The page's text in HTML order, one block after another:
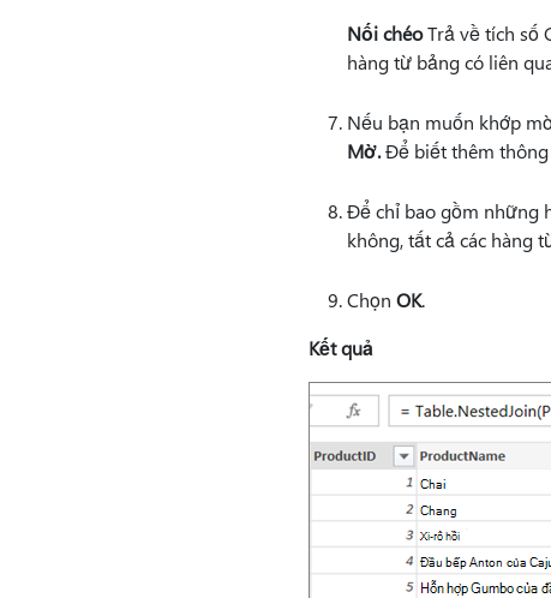
Nối chéoTrả về tích số
hàng từ bảng có liên
Nếu bạn muốn khớp
Mờ.Để biết thêm thông
Để chỉ bao gồm những
không, tất cả các hàng
Chọn OK.
Kết quả